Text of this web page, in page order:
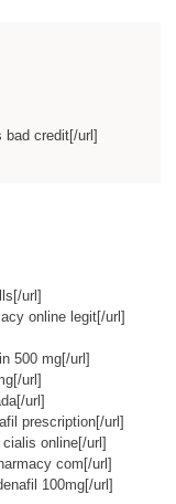
credit[/url]
url]
online legit[/url]
500 mg[/url]
url]
url]
prescription[/url]
online[/url]
com[/url]
100mg[/url]